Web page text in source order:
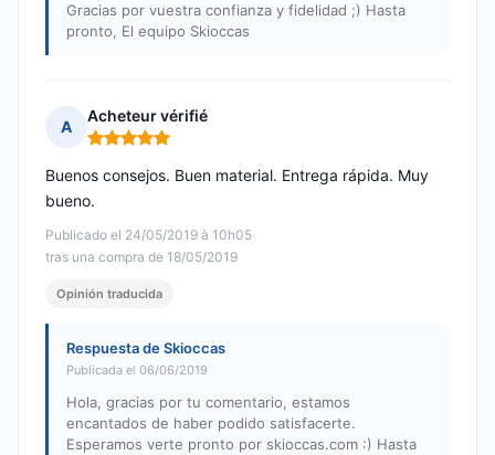
Gracias por vuestra confianza y fidelidad ;) Hasta
pronto, El equipo Skioccas
A
Acheteur vérifié
Nota: 5 de 5
Publicado el 24/05/2019 à 10h05
tras una compra de 18/05/2019
Buenos consejos. Buen material. Entrega rápida. Muy
bueno.
Opinión traducida
Respuesta de Skioccas
Publicada el 06/06/2019
Hola, gracias por tu comentario, estamos
encantados de haber podido satisfacerte.
Esperamos verte pronto por skioccas.com :) Hasta